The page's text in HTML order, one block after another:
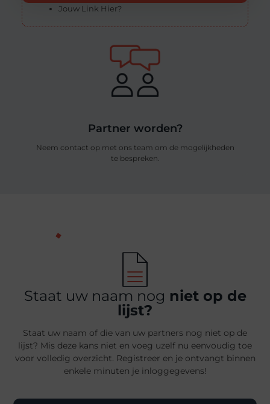
Jouw Link Hier?
Partner worden?
Neem contact op met ons team om de mogelijkheden
te bespreken.
Staat uw naam nog niet op de
lijst?
Staat uw naam of die van uw partners nog niet op de
lijst? Mis deze kans niet en voeg uzelf nu eenvoudig toe
voor volledig overzicht. Registreer en je ontvangt binnen
enkele minuten je inloggegevens!